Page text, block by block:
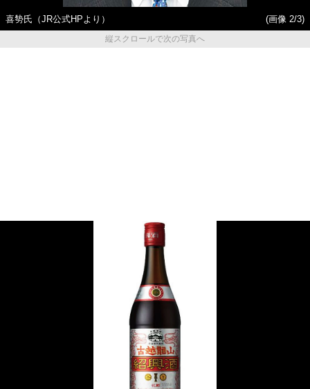
喜㔟氏（JR公式HPより）
(画像 2/3)
縦スクロールで次の写真へ